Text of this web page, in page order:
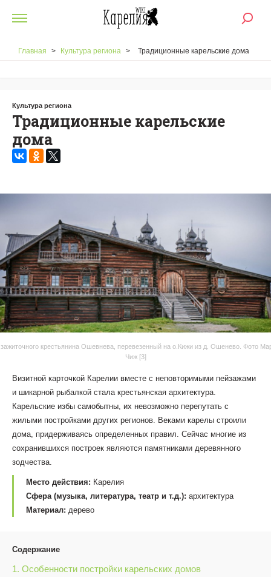
Главная > Культура региона > Традиционные карельские дома
Культура региона
Традиционные карельские
дома
крестьянина Ошевнева, перевезенный на о.Кижи из д. Ошенево. Фото
Чиж [3]
Визитной карточкой Карелии вместе с неповторимыми пейзажами
и шикарной рыбалкой стала крестьянская архитектура.
Карельские избы самобытны, их невозможно перепутать с
жилыми постройками других регионов. Веками карелы строили
дома, придерживаясь определенных правил. Сейчас многие из
сохранившихся построек являются памятниками деревянного
зодчества.
Место действия: Карелия
Сфера (музыка, литература, театр и т.д.): архитектура
Материал: дерево
Содержание
1. Особенности постройки карельских домов